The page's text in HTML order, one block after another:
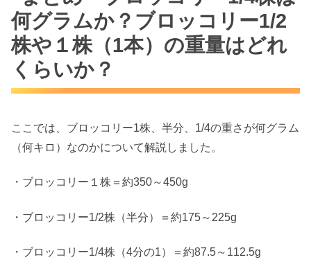
何グラムか？ブロッコリー1/2
株や１株（1本）の重量はどれ
くらいか？
ここでは、ブロッコリー1株、半分、1/4の重さが何グラム
（何キロ）なのかについて解説しました。
・ブロッコリー１株＝約350～450g
・ブロッコリー1/2株（半分）＝約175～225g
・ブロッコリー1/4株（4分の1）＝約87.5～112.5g